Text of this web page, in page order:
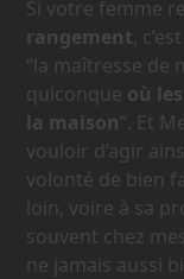
Si votre femme
rangement,
“la maîtresse de
quiconque où
la maison“. Et
vouloir d’agir
volonté de bien
loin, voire à sa
souvent chez
ne jamais aussi